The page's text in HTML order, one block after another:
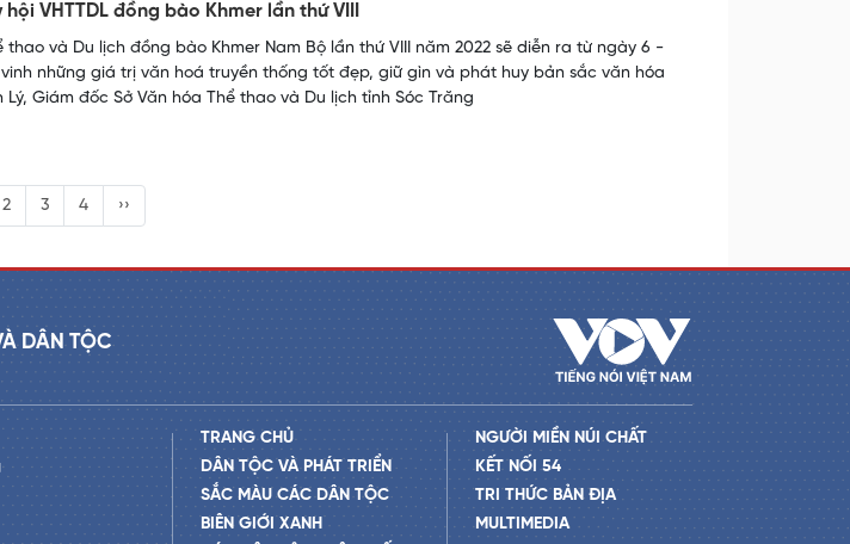
VHTTDL đồng bào Khmer lần thứ VIII
thao và Du lịch đồng bào Khmer Nam Bộ lần thứ VIII năm 2022 sẽ diễn ra từ ngày 6 -
những giá trị văn hoá truyền thống tốt đẹp, giữ gìn và phát huy bản sắc văn hóa
Giám đốc Sở Văn hóa Thể thao và Du lịch tỉnh Sóc Trăng
2 3 4 ››
DÂN TỘC
TRANG CHỦ
DÂN TỘC VÀ PHÁT TRIỂN
SẮC MÀU CÁC DÂN TỘC
BIÊN GIỚI XANH
NGƯỜI MIỀN NÚI CHẤT
KẾT NỐI 54
TRI THỨC BẢN ĐỊA
MULTIMEDIA